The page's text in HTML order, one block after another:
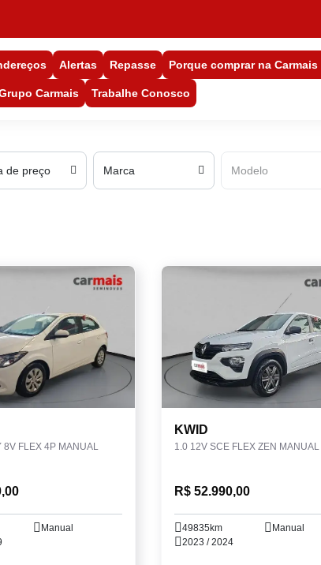
Alertas Repasse Porque comprar na
Carmais Trabalhe Conosco
de preço Marca Modelo
8V FLEX 4P MANUAL
Manual
KWID
1.0 12V SCE FLEX ZEN MANUAL
R$ 52.990,00
49835km
Manual
2023 / 2024